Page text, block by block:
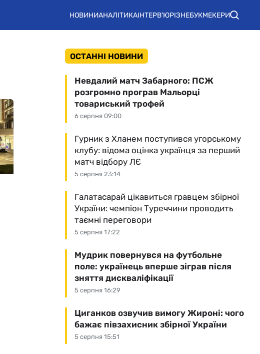
НОВИНИАНАЛІТИКАІНТЕРВ'ЮРІЗНЕБУКМЕКЕРИ
ОСТАННІ НОВИНИ
6 серпня 09:00
Невдалий матч Забарного: ПСЖ
розгромно програв Мальорці
товариський трофей
5 серпня 23:14
Гурник з Хланем поступився угорському
клубу: відома оцінка українця за перший
матч відбору ЛЄ
5 серпня 17:22
Галатасарай цікавиться гравцем збірної
України: чемпіон Туреччини проводить
таємні переговори
5 серпня 16:29
Мудрик повернувся на футбольне
поле: українець вперше зіграв після
зняття дискваліфікації
5 серпня 15:51
Циганков озвучив вимогу Жироні: чого
бажає півзахисник збірної України